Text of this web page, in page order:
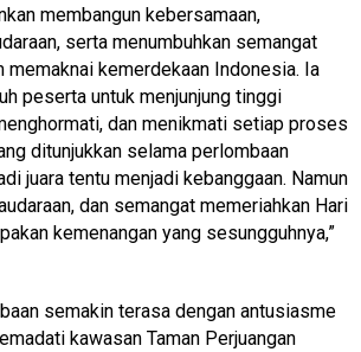
membangun kebersamaan,
serta menumbuhkan semangat
memaknai kemerdekaan Indonesia. Ia
peserta untuk menjunjung tinggi
dan menikmati setiap proses
ditunjukkan selama perlombaan
juara tentu menjadi kebanggaan. Namun
dan semangat memeriahkan Hari
kemenangan yang sesungguhnya,”
semakin terasa dengan antusiasme
kawasan Taman Perjuangan